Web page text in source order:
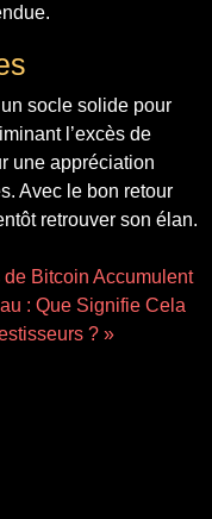
socle solide pour
l’excès de
une appréciation
Avec le bon retour
retrouver son élan.
de Bitcoin Accumulent
: Que Signifie Cela
? »